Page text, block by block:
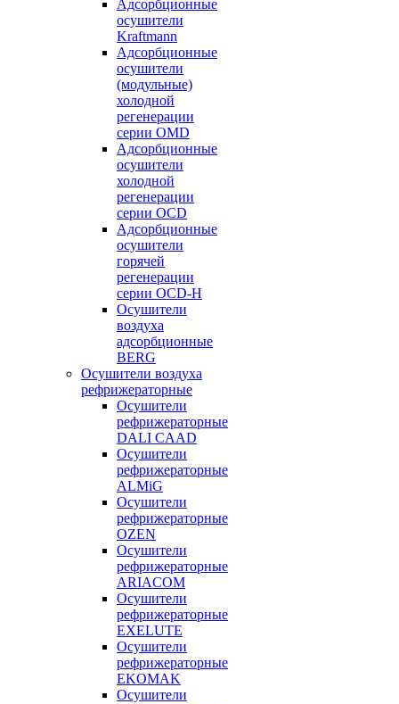
Адсорбционные
осушители
Kraftmann
Адсорбционные
осушители
(модульные)
холодной
регенерации
серии OMD
Адсорбционные
осушители
холодной
регенерации
серии OCD
Адсорбционные
осушители
горячей
регенерации
серии OСD-H
Осушители
воздуха
адсорбционные
BERG
Осушители воздуха
рефрижераторные
Осушители
рефрижераторные
DALI CAAD
Осушители
рефрижераторные
ALMiG
Осушители
рефрижераторные
OZEN
Осушители
рефрижераторные
ARIACOM
Осушители
рефрижераторные
EXELUTE
Осушители
рефрижераторные
EKOMAK
Осушители